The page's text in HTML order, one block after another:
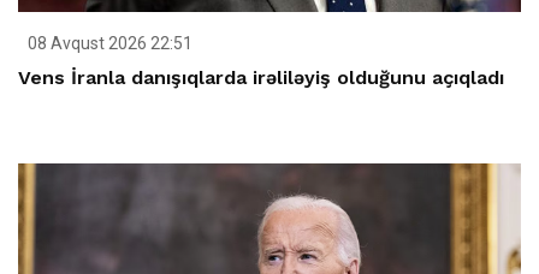
08 Avqust 2026 22:51
Vens İranla danışıqlarda irəliləyiş olduğunu açıqladı